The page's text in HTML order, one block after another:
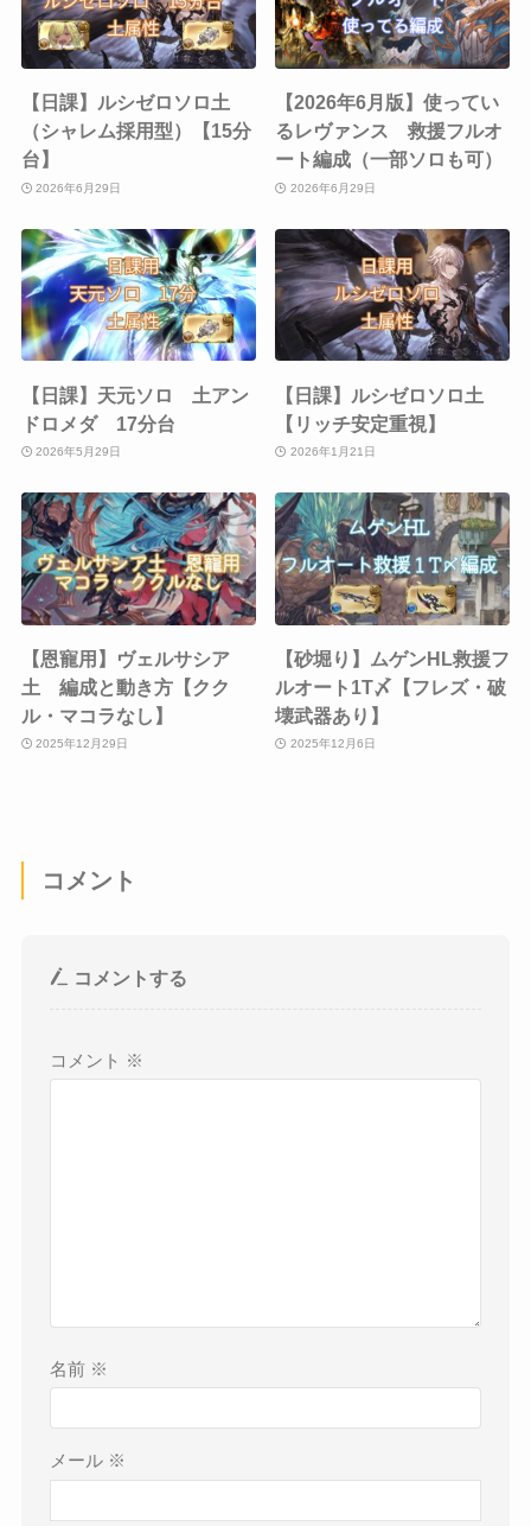
【日課】ルシゼロソロ土
（シャレム採用型）【15分
台】
2026年6月29日
【2026年6月版】使ってい
るレヴァンス 救援フルオ
ート編成（一部ソロも可）
2026年6月29日
【日課】天元ソロ 土アン
ドロメダ 17分台
2026年5月29日
【日課】ルシゼロソロ土
【リッチ安定重視】
2026年1月21日
【恩寵用】ヴェルサシア
土 編成と動き方【クク
ル・マコラなし】
2025年12月29日
【砂堀り】ムゲンHL救援フ
ルオート1T〆【フレズ・破
壊武器あり】
2025年12月6日
コメント
コメントする
コメント ※
名前 ※
メール ※